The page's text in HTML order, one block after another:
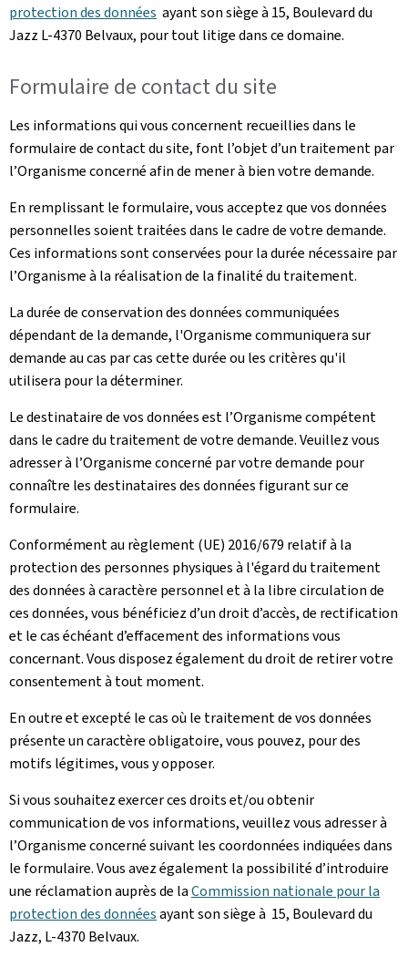
protection des données ayant son siège à 15, Boulevard du
Jazz L-4370 Belvaux, pour tout litige dans ce domaine.
Formulaire de contact du site
Les informations qui vous concernent recueillies dans le
formulaire de contact du site, font l’objet d’un traitement par
l’Organisme concerné afin de mener à bien votre demande.
En remplissant le formulaire, vous acceptez que vos données
personnelles soient traitées dans le cadre de votre demande.
Ces informations sont conservées pour la durée nécessaire par
l’Organisme à la réalisation de la finalité du traitement.
La durée de conservation des données communiquées
dépendant de la demande, l'Organisme communiquera sur
demande au cas par cas cette durée ou les critères qu'il
utilisera pour la déterminer.
Le destinataire de vos données est l’Organisme compétent
dans le cadre du traitement de votre demande. Veuillez vous
adresser à l’Organisme concerné par votre demande pour
connaître les destinataires des données figurant sur ce
formulaire.
Conformément au règlement (UE) 2016/679 relatif à la
protection des personnes physiques à l'égard du traitement
des données à caractère personnel et à la libre circulation de
ces données, vous bénéficiez d’un droit d’accès, de rectification
et le cas échéant d’effacement des informations vous
concernant. Vous disposez également du droit de retirer votre
consentement à tout moment.
En outre et excepté le cas où le traitement de vos données
présente un caractère obligatoire, vous pouvez, pour des
motifs légitimes, vous y opposer.
Si vous souhaitez exercer ces droits et/ou obtenir
communication de vos informations, veuillez vous adresser à
l’Organisme concerné suivant les coordonnées indiquées dans
le formulaire. Vous avez également la possibilité d’introduire
une réclamation auprès de laCommission nationale pour la
protection des donnéesayant son siège à 15, Boulevard du
Jazz, L-4370 Belvaux.